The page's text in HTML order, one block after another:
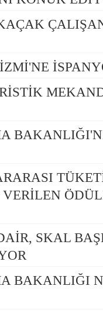
SKAL
BAKANLIĞI